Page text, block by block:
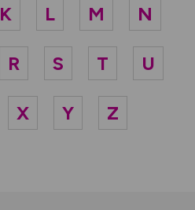
K L M N
R S T U
X Y Z